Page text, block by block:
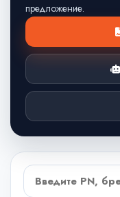
предложение.